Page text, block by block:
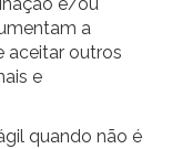
a
aceitar outros
e
quando não é